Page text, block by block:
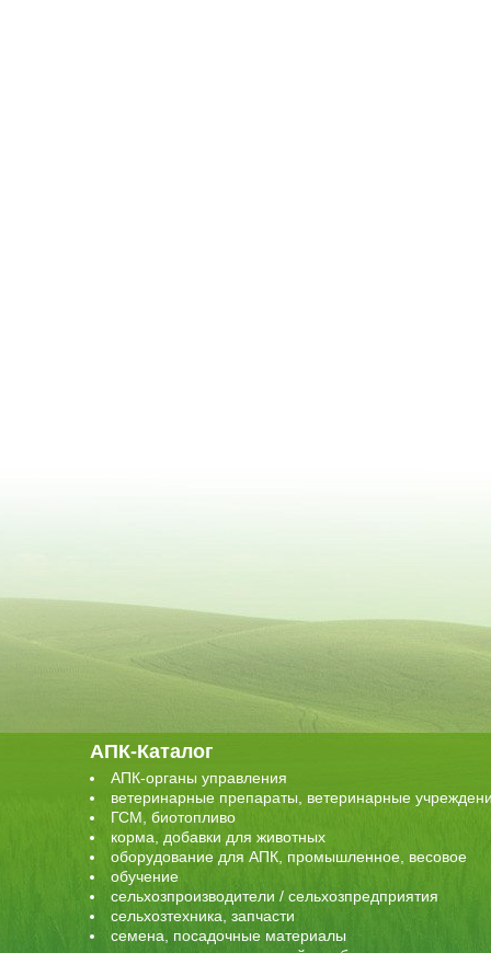
АПК-Каталог
АПК-органы управления
ветеринарные препараты, ветеринарные
ГСМ, биотопливо
корма, добавки для животных
оборудование для АПК, промышленное, весовое
обучение
сельхозпроизводители / сельхозпредприятия
сельхозтехника, запчасти
семена, посадочные материалы